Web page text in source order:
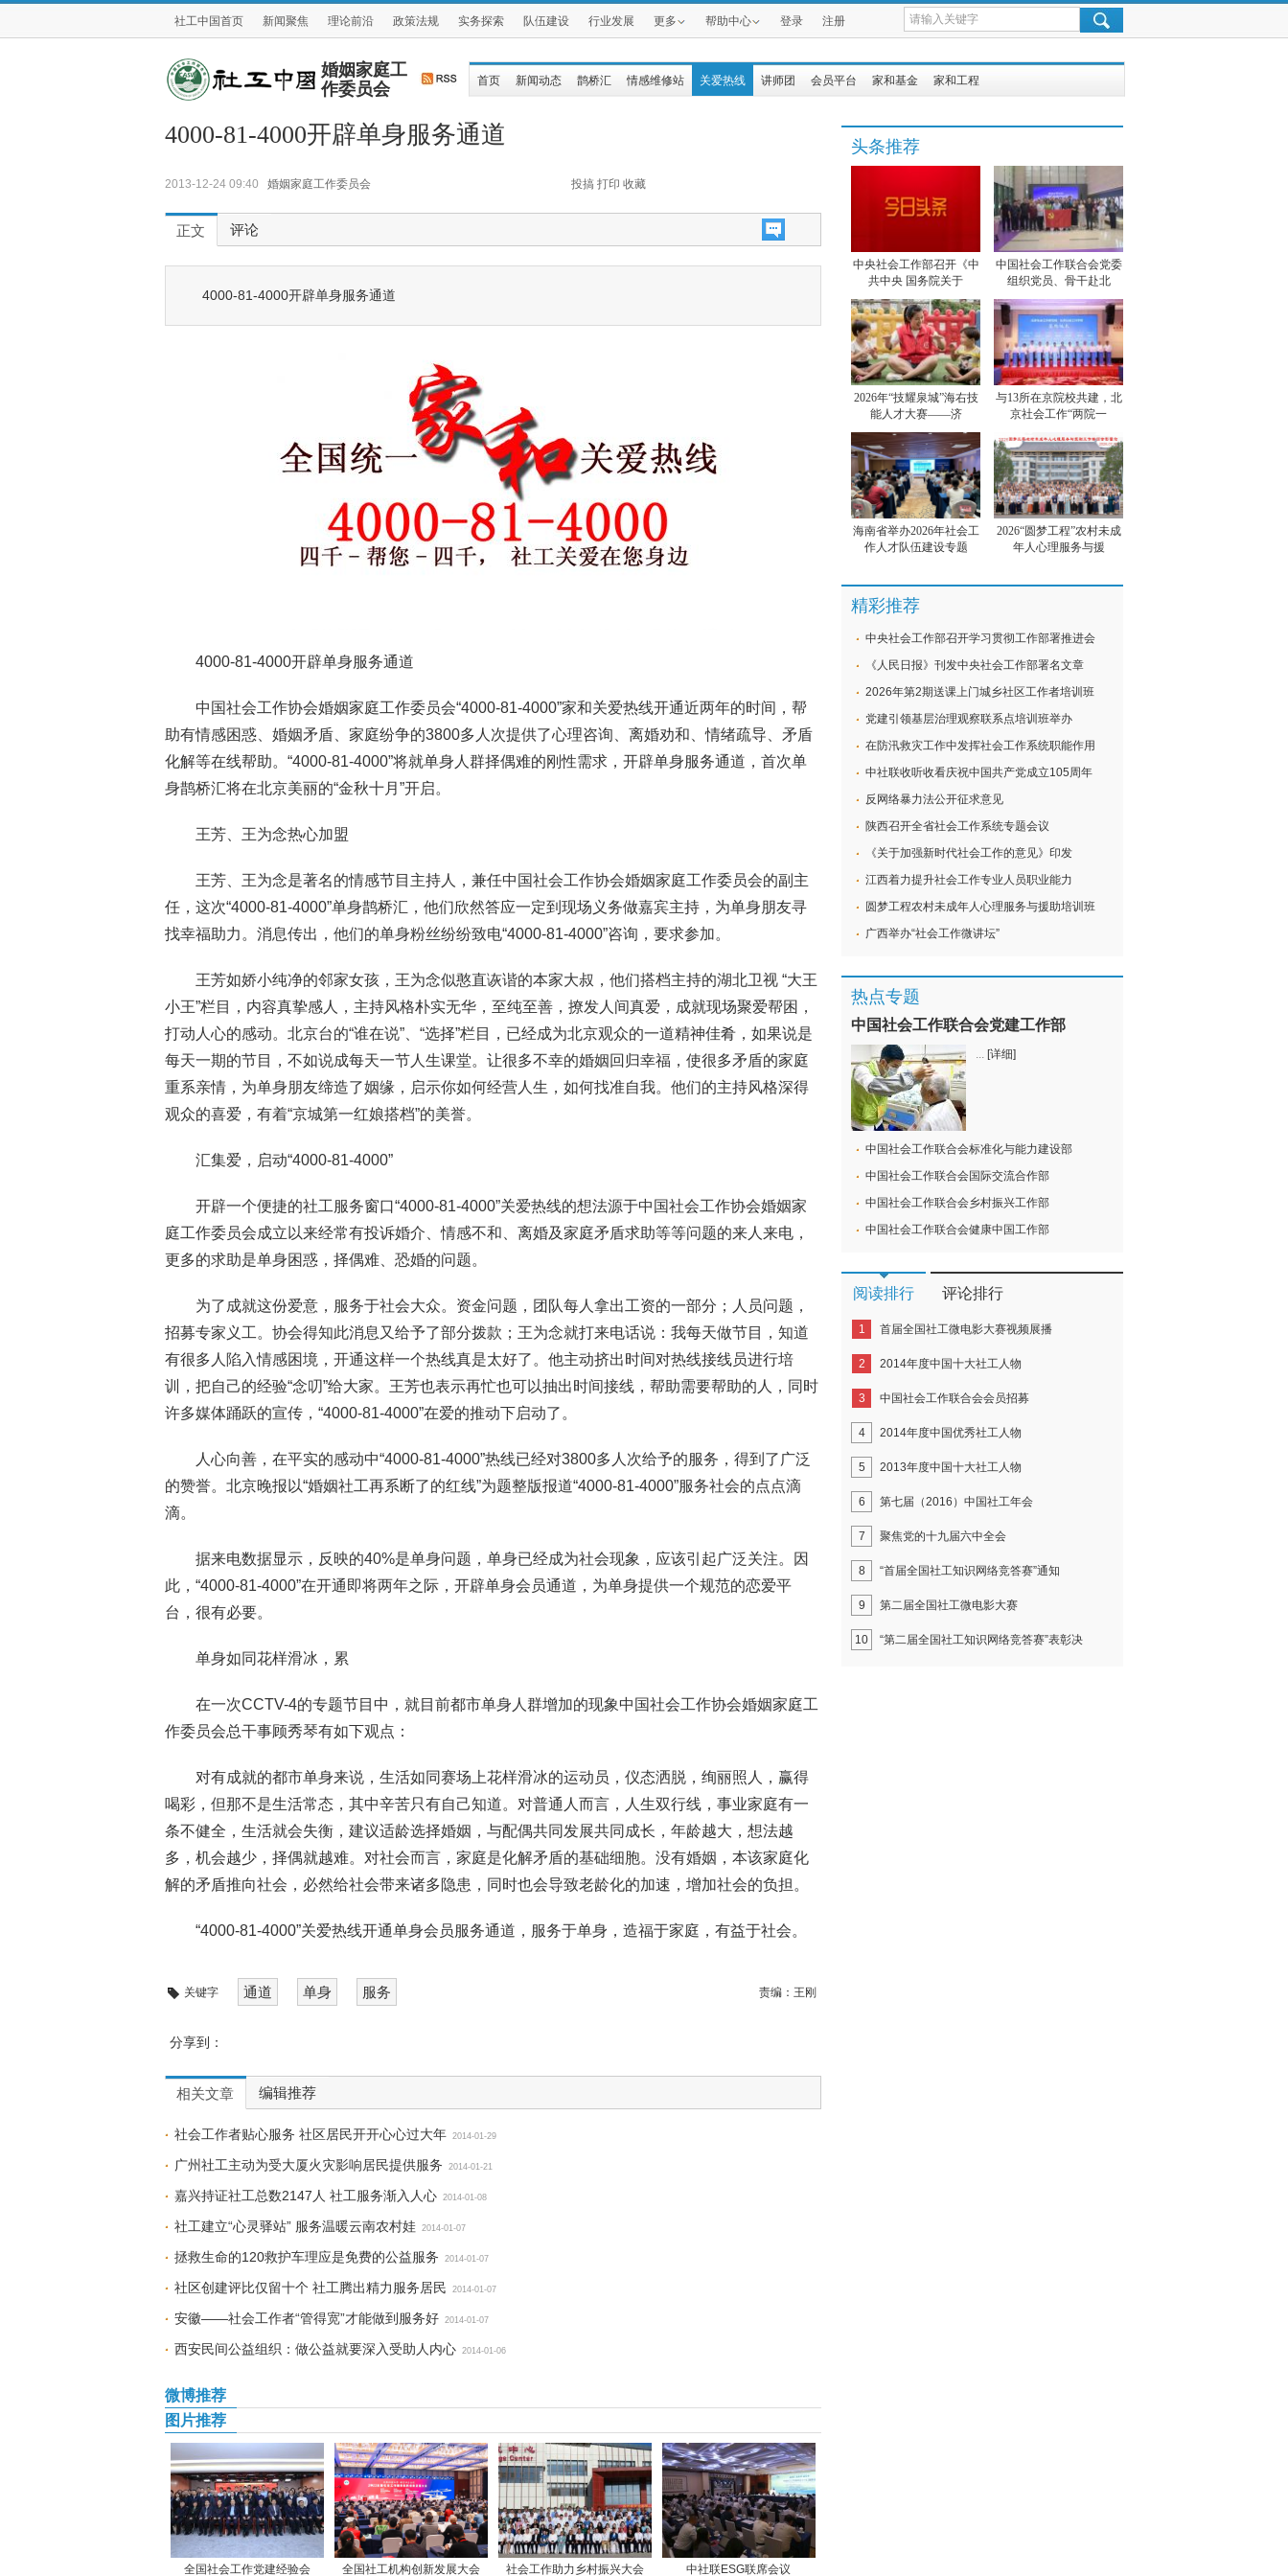
社工中国首页 新闻聚焦 理论前沿 政策法规 实务探索 队伍建设 行业发展 更多 帮助中心 登录 注册
婚姻家庭工
作委员会
首页 新闻动态 鹊桥汇 情感维修站 关爱热线 讲师团 会员平台 家和基金 家和工程
4000-81-4000开辟单身服务通道
2013-12-24 09:40 婚姻家庭工作委员会 投搞 打印 收藏
正文 评论
4000-81-4000开辟单身服务通道
4000-81-4000开辟单身服务通道
中国社会工作协会婚姻家庭工作委员会“4000-81-4000”家和关爱热线开通近两年的时间，帮
助有情感困惑、婚姻矛盾、家庭纷争的3800多人次提供了心理咨询、离婚劝和、情绪疏导、矛盾
化解等在线帮助。“4000-81-4000”将就单身人群择偶难的刚性需求，开辟单身服务通道，首次单
身鹊桥汇将在北京美丽的“金秋十月”开启。
王芳、王为念热心加盟
王芳、王为念是著名的情感节目主持人，兼任中国社会工作协会婚姻家庭工作委员会的副主
任，这次“4000-81-4000”单身鹊桥汇，他们欣然答应一定到现场义务做嘉宾主持，为单身朋友寻
找幸福助力。消息传出，他们的单身粉丝纷纷致电“4000-81-4000”咨询，要求参加。
王芳如娇小纯净的邻家女孩，王为念似憨直诙谐的本家大叔，他们搭档主持的湖北卫视 “大王
小王”栏目，内容真挚感人，主持风格朴实无华，至纯至善，撩发人间真爱，成就现场聚爱帮困，
打动人心的感动。北京台的“谁在说”、“选择”栏目，已经成为北京观众的一道精神佳肴，如果说是
每天一期的节目，不如说成每天一节人生课堂。让很多不幸的婚姻回归幸福，使很多矛盾的家庭
重系亲情，为单身朋友缔造了姻缘，启示你如何经营人生，如何找准自我。他们的主持风格深得
观众的喜爱，有着“京城第一红娘搭档”的美誉。
汇集爱，启动“4000-81-4000”
开辟一个便捷的社工服务窗口“4000-81-4000”关爱热线的想法源于中国社会工作协会婚姻家
庭工作委员会成立以来经常有投诉婚介、情感不和、离婚及家庭矛盾求助等等问题的来人来电，
更多的求助是单身困惑，择偶难、恐婚的问题。
为了成就这份爱意，服务于社会大众。资金问题，团队每人拿出工资的一部分；人员问题，
招募专家义工。协会得知此消息又给予了部分拨款；王为念就打来电话说：我每天做节目，知道
有很多人陷入情感困境，开通这样一个热线真是太好了。他主动挤出时间对热线接线员进行培
训，把自己的经验“念叨”给大家。王芳也表示再忙也可以抽出时间接线，帮助需要帮助的人，同时
许多媒体踊跃的宣传，“4000-81-4000”在爱的推动下启动了。
人心向善，在平实的感动中“4000-81-4000”热线已经对3800多人次给予的服务，得到了广泛
的赞誉。北京晚报以“婚姻社工再系断了的红线”为题整版报道“4000-81-4000”服务社会的点点滴
滴。
据来电数据显示，反映的40%是单身问题，单身已经成为社会现象，应该引起广泛关注。因
此，“4000-81-4000”在开通即将两年之际，开辟单身会员通道，为单身提供一个规范的恋爱平
台，很有必要。
单身如同花样滑冰，累
在一次CCTV-4的专题节目中，就目前都市单身人群增加的现象中国社会工作协会婚姻家庭工
作委员会总干事顾秀琴有如下观点：
对有成就的都市单身来说，生活如同赛场上花样滑冰的运动员，仪态洒脱，绚丽照人，赢得
喝彩，但那不是生活常态，其中辛苦只有自己知道。对普通人而言，人生双行线，事业家庭有一
条不健全，生活就会失衡，建议适龄选择婚姻，与配偶共同发展共同成长，年龄越大，想法越
多，机会越少，择偶就越难。对社会而言，家庭是化解矛盾的基础细胞。没有婚姻，本该家庭化
解的矛盾推向社会，必然给社会带来诸多隐患，同时也会导致老龄化的加速，增加社会的负担。
“4000-81-4000”关爱热线开通单身会员服务通道，服务于单身，造福于家庭，有益于社会。
关键字 通道 单身 服务 责编： 王刚
分享到：
相关文章 编辑推荐
社会工作者贴心服务 社区居民开开心心过大年 2014-01-29
广州社工主动为受大厦火灾影响居民提供服务 2014-01-21
嘉兴持证社工总数2147人 社工服务渐入人心 2014-01-08
社工建立“心灵驿站” 服务温暖云南农村娃 2014-01-07
拯救生命的120救护车理应是免费的公益服务 2014-01-07
社区创建评比仅留十个 社工腾出精力服务居民 2014-01-07
安徽——社会工作者“管得宽”才能做到服务好 2014-01-07
西安民间公益组织：做公益就要深入受助人内心 2014-01-06
微博推荐
图片推荐
全国社会工作党建经验会 全国社工机构创新发展大会 社会工作助力乡村振兴大会 中社联ESG联席会议
头条推荐
中央社会工作部召开《中
共中央 国务院关于
中国社会工作联合会党委
组织党员、骨干赴北
2026年“技耀泉城”海右技
能人才大赛——济
与13所在京院校共建，北
京社会工作“两院一
海南省举办2026年社会工
作人才队伍建设专题
2026“圆梦工程”农村未成
年人心理服务与援
精彩推荐
中央社会工作部召开学习贯彻工作部署推进会
《人民日报》刊发中央社会工作部署名文章
2026年第2期送课上门城乡社区工作者培训班
党建引领基层治理观察联系点培训班举办
在防汛救灾工作中发挥社会工作系统职能作用
中社联收听收看庆祝中国共产党成立105周年
反网络暴力法公开征求意见
陕西召开全省社会工作系统专题会议
《关于加强新时代社会工作的意见》印发
江西着力提升社会工作专业人员职业能力
圆梦工程农村未成年人心理服务与援助培训班
广西举办“社会工作微讲坛”
热点专题
中国社会工作联合会党建工作部
... [详细]
中国社会工作联合会标准化与能力建设部
中国社会工作联合会国际交流合作部
中国社会工作联合会乡村振兴工作部
中国社会工作联合会健康中国工作部
阅读排行 评论排行
1 首届全国社工微电影大赛视频展播
2 2014年度中国十大社工人物
3 中国社会工作联合会会员招募
4 2014年度中国优秀社工人物
5 2013年度中国十大社工人物
6 第七届（2016）中国社工年会
7 聚焦党的十九届六中全会
8 “首届全国社工知识网络竞答赛”通知
9 第二届全国社工微电影大赛
10 “第二届全国社工知识网络竞答赛”表彰决